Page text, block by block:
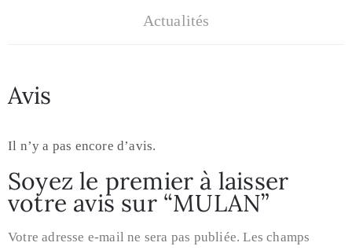
Actualités
Avis
Il n’y a pas encore d’avis.
Soyez le premier à laisser
votre avis sur “MULAN”
Votre adresse e-mail ne sera pas publiée. Les champs